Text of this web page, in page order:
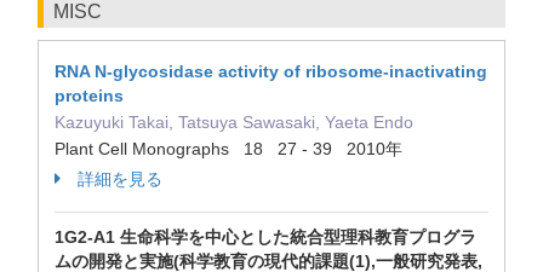
MISC
RNA N-glycosidase activity of ribosome-inactivating
proteins
Kazuyuki Takai, Tatsuya Sawasaki, Yaeta Endo
Plant Cell Monographs 18 27 - 39 2010年
詳細を見る
1G2-A1 生命科学を中心とした統合型理科教育プログラ
ムの開発と実施(科学教育の現代的課題(1),一般研究発表,